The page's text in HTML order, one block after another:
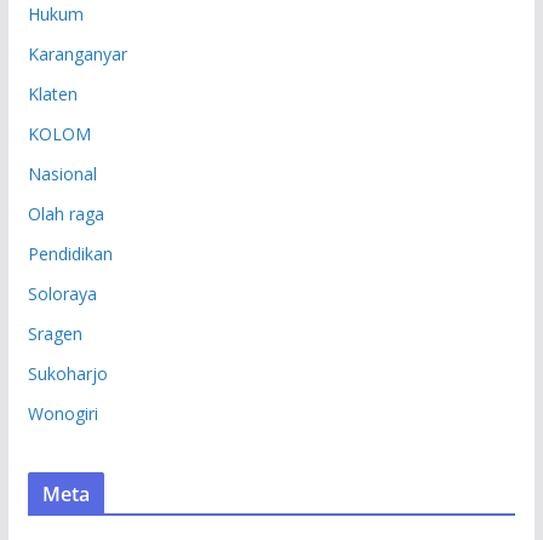
Hukum
Karanganyar
Klaten
KOLOM
Nasional
Olah raga
Pendidikan
Soloraya
Sragen
Sukoharjo
Wonogiri
Meta